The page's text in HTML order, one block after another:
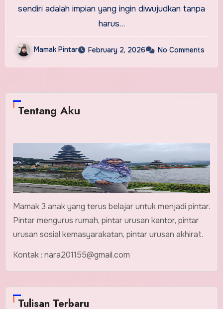
sendiri adalah impian yang ingin diwujudkan tanpa
harus…
Mamak Pintar February 2, 2026 No Comments
Tentang Aku
Mamak 3 anak yang terus belajar untuk menjadi pintar.
Pintar mengurus rumah, pintar urusan kantor, pintar
urusan sosial kemasyarakatan, pintar urusan akhirat.
Kontak : nara201155@gmail.com
Tulisan Terbaru